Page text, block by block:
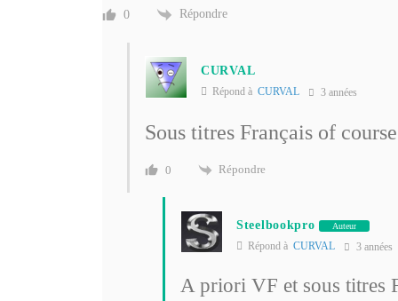
0 Répondre
CURVAL
Répond à CURVAL 3 années
Sous titres Français of course
0 Répondre
Steelbookpro Auteur
Répond à CURVAL 3 années
A priori VF et sous titres